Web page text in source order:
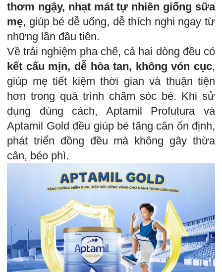
thơm ngậy, nhạt mát tự nhiên giống sữa
mẹ, giúp bé dễ uống, dễ thích nghi ngay từ
những lần đầu tiên.
Về trải nghiệm pha chế, cả hai dòng đều có
kết cấu mịn, dễ hòa tan, không vón cục,
giúp mẹ tiết kiệm thời gian và thuận tiện
hơn trong quá trình chăm sóc bé. Khi sử
dụng đúng cách, Aptamil Profutura và
Aptamil Gold đều giúp bé tăng cân ổn định,
phát triển đồng đều mà không gây thừa
cân, béo phì.